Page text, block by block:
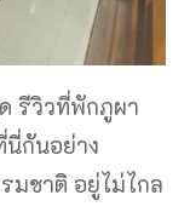
รีวิวที่พักภูผา
นี่กันอย่าง
มชาติ อยู่ไม่ไกล